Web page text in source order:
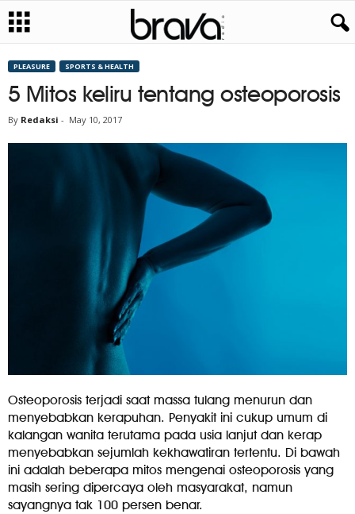
PLEASURE SPORTS & HEALTH
5 Mitos keliru tentang osteoporosis
By Redaksi - May 10, 2017
Osteoporosis terjadi saat massa tulang menurun dan
menyebabkan kerapuhan. Penyakit ini cukup umum di
kalangan wanita terutama pada usia lanjut dan kerap
menyebabkan sejumlah kekhawatiran tertentu. Di bawah
ini adalah beberapa mitos mengenai osteoporosis yang
masih sering dipercaya oleh masyarakat, namun
sayangnya tak 100 persen benar.